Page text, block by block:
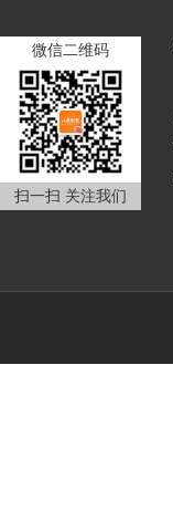
微信二维码
扫一扫 关注我们